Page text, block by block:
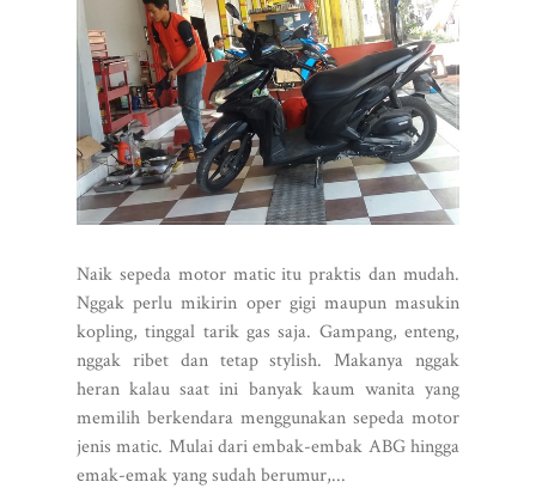
Naik sepeda motor matic itu praktis dan mudah.
Nggak perlu mikirin oper gigi maupun masukin
kopling, tinggal tarik gas saja. Gampang, enteng,
nggak ribet dan tetap stylish. Makanya nggak
heran kalau saat ini banyak kaum wanita yang
memilih berkendara menggunakan sepeda motor
jenis matic. Mulai dari embak-embak ABG hingga
emak-emak yang sudah berumur,...